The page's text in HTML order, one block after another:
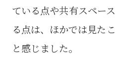
ている点や共有スペー
る点は、ほかでは見た
と感じました。